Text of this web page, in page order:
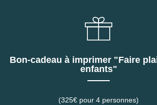
Bon-cadeau à imprimer "Faire
enfants"
(325€ pour 4 personnes)